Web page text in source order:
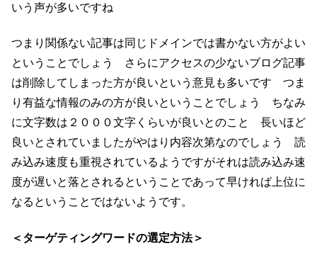
いう声が多いですね
つまり関係ない記事は同じドメインでは書かない方がよい
ということでしょう さらにアクセスの少ないブログ記事
は削除してしまった方が良いという意見も多いです つま
り有益な情報のみの方が良いということでしょう ちなみ
に文字数は２０００文字くらいが良いとのこと 長いほど
良いとされていましたがやはり内容次第なのでしょう 読
み込み速度も重視されているようですがそれは読み込み速
度が遅いと落とされるということであって早ければ上位に
なるということではないようです。
＜ターゲティングワードの選定方法＞